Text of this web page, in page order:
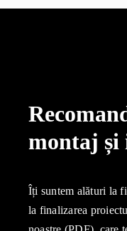
montaj și
Îți suntem alături la
la finalizarea